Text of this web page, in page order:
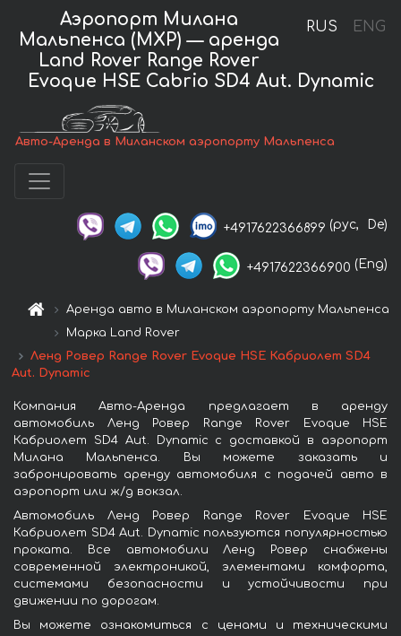
RUS ENG
Аэропорт Милана
Мальпенса (MXP) — аренда
Land Rover Range Rover
Evoque HSE Cabrio SD4 Aut. Dynamic
Авто-Аренда в Миланском аэропорту Мальпенса
+4917622366899 (рус, De)
+4917622366900 (Eng)
Аренда авто в Миланском аэропорту Мальпенса
Марка Land Rover
Ленд Ровер Range Rover Evoque HSE Кабриолет SD4
Aut. Dynamic
Компания Авто-Аренда предлагает в аренду
автомобиль Ленд Ровер Range Rover Evoque HSE
Кабриолет SD4 Aut. Dynamic с доставкой в аэропорт
Милана Мальпенса. Вы можете заказать и
забронировать аренду автомобиля с подачей авто в
аэропорт или ж/д вокзал.
Автомобиль Ленд Ровер Range Rover Evoque HSE
Кабриолет SD4 Aut. Dynamic пользуются популярностью
проката. Все автомобили Ленд Ровер снабжены
современной электроникой, элементами комфорта,
системами безопасности и устойчивости при
движении по дорогам.
Вы можете ознакомиться с ценами и техническими